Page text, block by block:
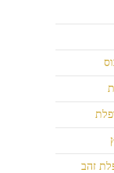
זהב